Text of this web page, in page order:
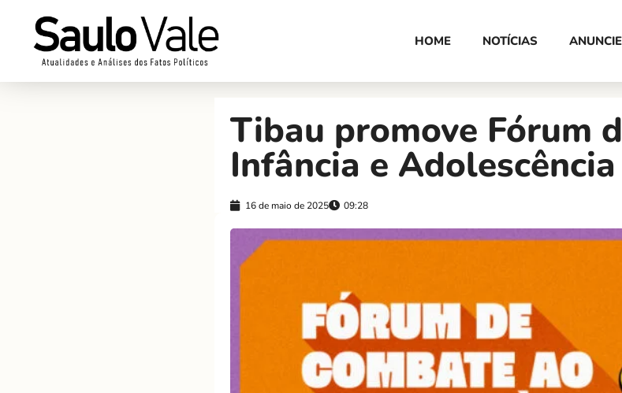
HOME NOTÍCIAS ANUNCIE
Tibau promove Fórum
Infância e Adolescência
16 de maio de 2025 09:28